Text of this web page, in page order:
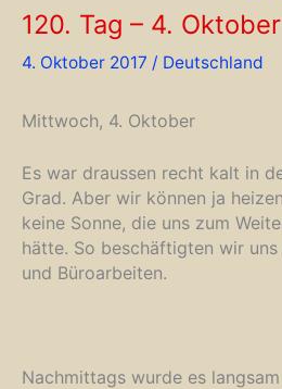
120. Tag – 4. Oktober
4. Oktober 2017 / Deutschland
Mittwoch, 4. Oktober
Es war draussen recht kalt in
Grad. Aber wir können ja
keine Sonne, die uns zum
hätte. So beschäftigten wir
und Büroarbeiten.
Nachmittags wurde es